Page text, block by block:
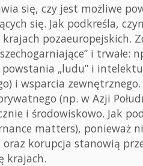
się, czy jest możliwe
się. Jak podkreśla,
pozaeuropejskich.
i trwałe:
„ludu” i
i wsparcia
(np. w Azji
i środowiskowo. Jak
matters), ponieważ
oraz korupcja stanowią
krajach.